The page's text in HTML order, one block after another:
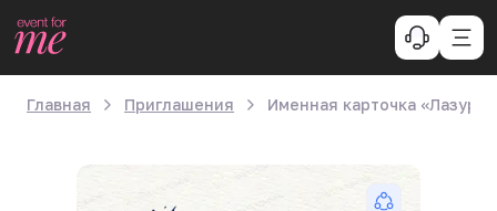
Главная Приглашения Именная карточка